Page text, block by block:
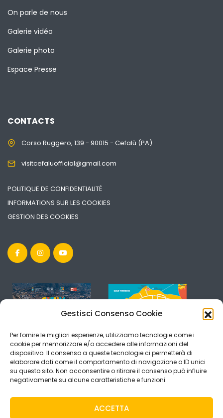
Gestisci Consenso Cookie
Per fornire le migliori esperienze, utilizziamo tecnologie come i
cookie per memorizzare e/o accedere alle informazioni del
dispositivo. Il consenso a queste tecnologie ci permetterà di
elaborare dati come il comportamento di navigazione o ID unici
su questo sito. Non acconsentire o ritirare il consenso può influire
negativamente su alcune caratteristiche e funzioni.
ACCETTA
On parle de nous
Galerie vidéo
Galerie photo
Espace Presse
CONTACTS
Corso Ruggero, 139 - 90015 - Cefalù (PA)
visitcefaluofficial@gmail.com
POLITIQUE DE CONFIDENTIALITÉ
INFORMATIONS SUR LES COOKIES
GESTION DES COOKIES